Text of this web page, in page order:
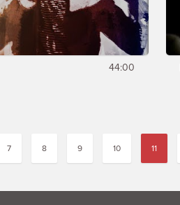
44:00
7 8 9 10 11